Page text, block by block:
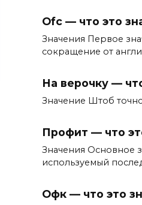
Ofc — что это
Значения Первое
сокращение от
На верочку —
Значение Штоб
Профит — что
Значения Основное
используемый
Офк — что это